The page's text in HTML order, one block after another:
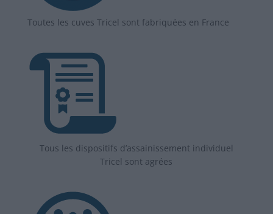
Toutes les cuves Tricel sont fabriquées en France
Tous les dispositifs d’assainissement individuel
Tricel sont agrées